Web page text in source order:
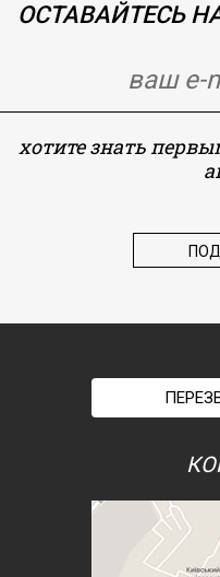
ОСТАВАЙТЕСЬ НА
хотите знать